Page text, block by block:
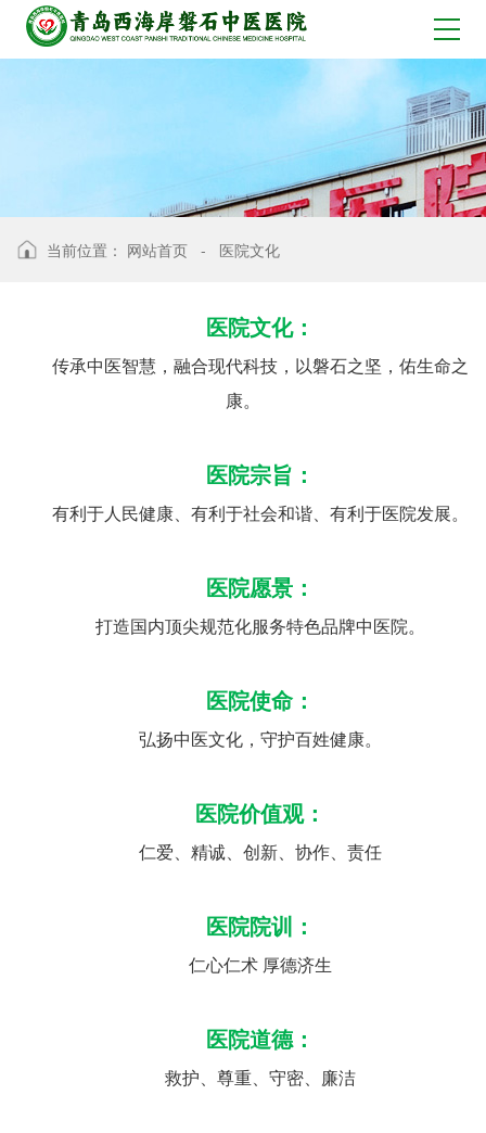
当前位置： 网站首页 - 医院文化
医院文化：
传承中医智慧，融合现代科技，以磐石之坚，佑生命之
康。
医院宗旨：
有利于人民健康、有利于社会和谐、有利于医院发展。
医院愿景：
打造国内顶尖规范化服务特色品牌中医院。
医院使命：
弘扬中医文化，守护百姓健康。
医院价值观：
仁爱、精诚、创新、协作、责任
医院院训：
仁心仁术 厚德济生
医院道德：
救护、尊重、守密、廉洁